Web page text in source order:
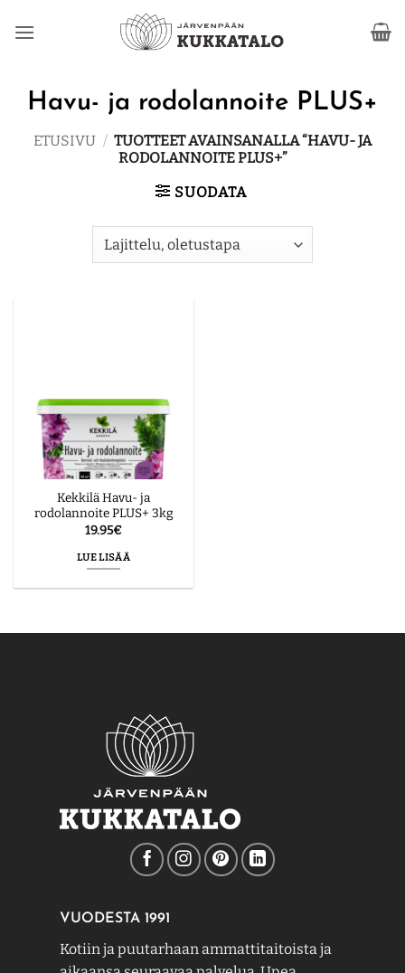
Havu- ja rodolannoite PLUS+
ETUSIVU / TUOTTEET AVAINSANALLA “HAVU- JA
RODOLANNOITE PLUS+”
SUODATA
Kekkilä Havu- ja
rodolannoite PLUS+ 3kg
19.95€
LUE LISÄÄ
VUODESTA 1991
Kotiin ja puutarhaan ammattitaitoista ja